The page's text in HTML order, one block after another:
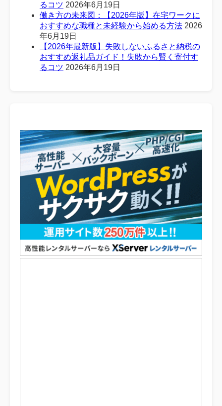
るコツ 2026年6月19日
働き方の未来図：【2026年版】在宅ワークに
おすすめな職種と未経験から始める方法 2026
年6月19日
【2026年最新版】失敗しないふるさと納税の
おすすめ返礼品ガイド！失敗から賢く寄付す
るコツ 2026年6月19日